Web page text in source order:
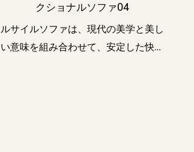
クショナルソファ04
ルサイルソファは、現代の美学と美し
い意味を組み合わせて、安定した快適